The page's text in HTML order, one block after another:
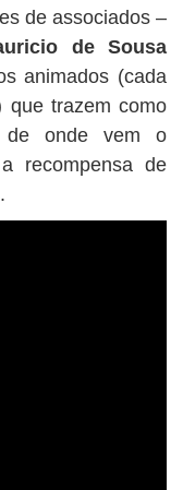
de associados –
de Sousa
animados (cada
que trazem como
de onde vem o
recompensa de